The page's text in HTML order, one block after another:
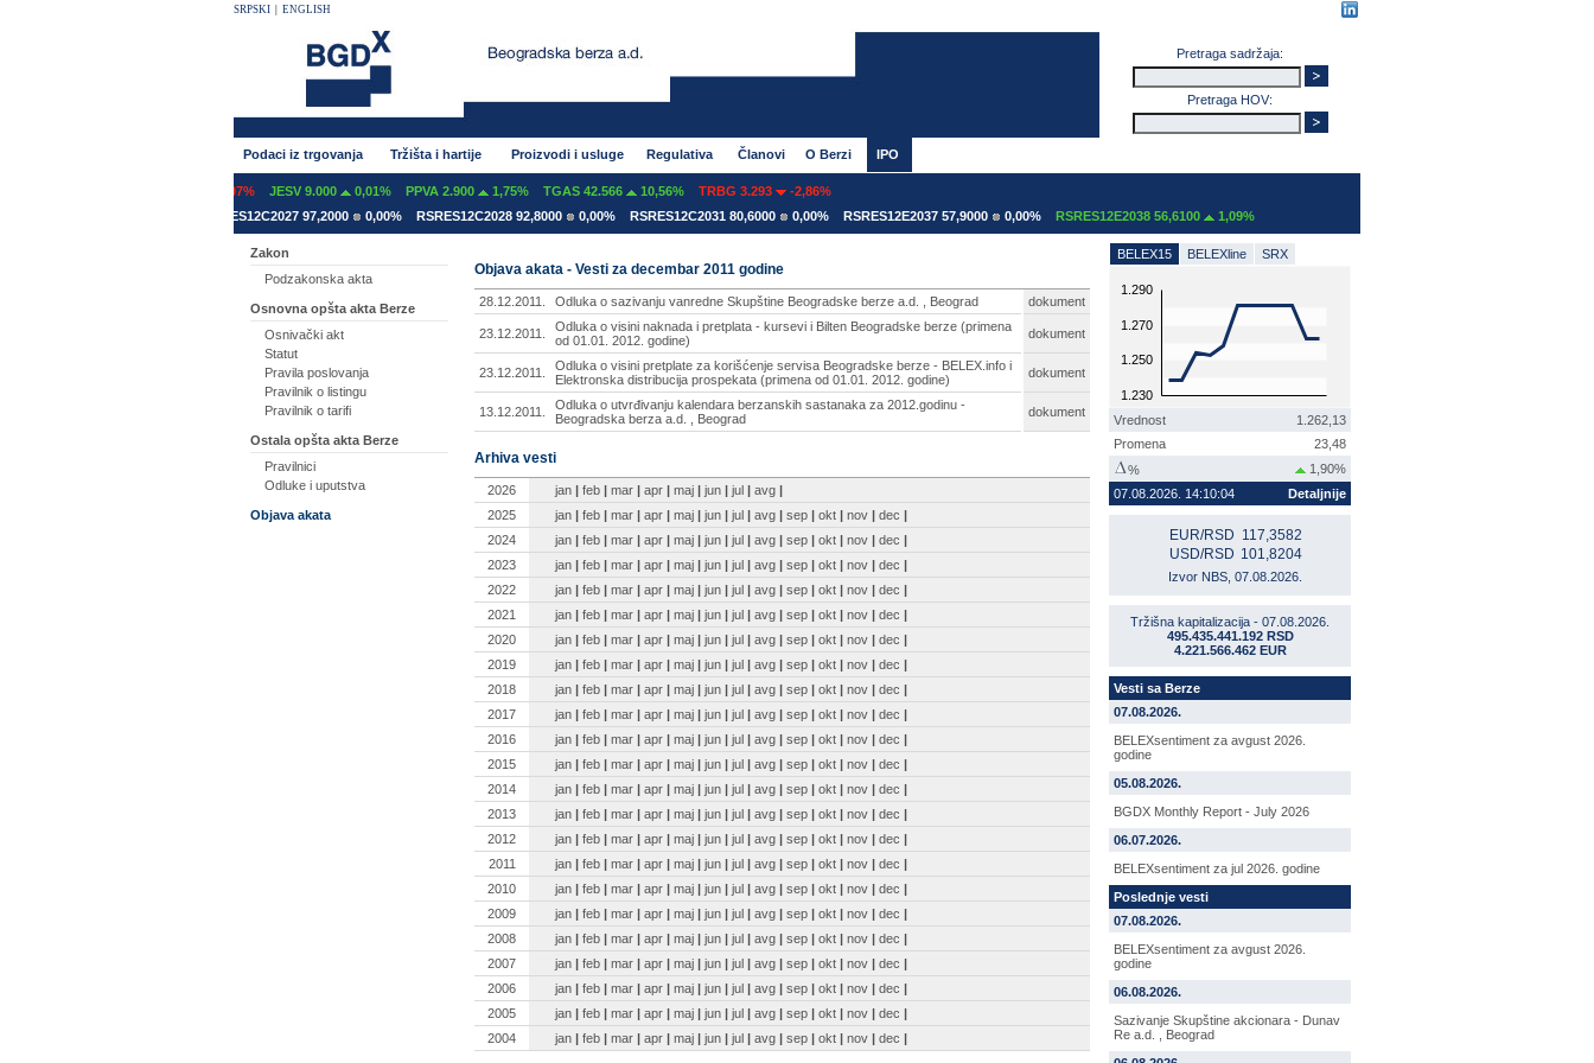
SRPSKI ENGLISH
Pretraga sadržaja:
Pretraga HOV:
Podaci iz trgovanja Tržišta i hartije Proizvodi i usluge Regulativa Članovi O Berzi IPO
-0,07% JESV 9.000 0,01% PPVA 2.900 1,75% TGAS 42.566 10,56% TRBG 3.293
-2,86%
RSRES12C2027 97,2000 0,00% RSRES12C2028 92,8000 0,00% RSRES12C2031 80,6000 0,00% RSRES12E2037 57,9000 0,00% RSRES12E2038 56,6100 1,09%
Zakon
Podzakonska akta
Osnovna opšta akta Berze
Osnivački akt
Statut
Pravila poslovanja
Pravilnik o listingu
Pravilnik o tarifi
Ostala opšta akta Berze
Pravilnici
Odluke i uputstva
Objava akata
Objava akata - Vesti za decembar 2011 godine
28.12.2011. Odluka o sazivanju vanredne Skupštine Beogradske berze a.d. , Beograd dokument
23.12.2011.
Odluka o visini naknada i pretplata - kursevi i Bilten Beogradske berze (primena
od 01.01. 2012. godine)
dokument
23.12.2011.
Odluka o visini pretplate za korišćenje servisa Beogradske berze - BELEX.info i
Elektronska distribucija prospekata (primena od 01.01. 2012. godine)
dokument
13.12.2011.
Odluka o utvrđivanju kalendara berzanskih sastanaka za 2012.godinu -
Beogradska berza a.d. , Beograd
dokument
Arhiva vesti
2026 jan | feb | mar | apr | maj | jun | jul | avg |
2025
jan | feb | mar | apr | maj | jun | jul | avg | sep | okt | nov | dec |
2024
jan | feb | mar | apr | maj | jun | jul | avg | sep | okt | nov | dec |
2023
jan | feb | mar | apr | maj | jun | jul | avg | sep | okt | nov | dec |
2022
jan | feb | mar | apr | maj | jun | jul | avg | sep | okt | nov | dec |
2021
jan | feb | mar | apr | maj | jun | jul | avg | sep | okt | nov | dec |
2020
jan | feb | mar | apr | maj | jun | jul | avg | sep | okt | nov | dec |
2019
jan | feb | mar | apr | maj | jun | jul | avg | sep | okt | nov | dec |
2018
jan | feb | mar | apr | maj | jun | jul | avg | sep | okt | nov | dec |
2017
jan | feb | mar | apr | maj | jun | jul | avg | sep | okt | nov | dec |
2016
jan | feb | mar | apr | maj | jun | jul | avg | sep | okt | nov | dec |
2015
jan | feb | mar | apr | maj | jun | jul | avg | sep | okt | nov | dec |
2014
jan | feb | mar | apr | maj | jun | jul | avg | sep | okt | nov | dec |
2013
jan | feb | mar | apr | maj | jun | jul | avg | sep | okt | nov | dec |
2012
jan | feb | mar | apr | maj | jun | jul | avg | sep | okt | nov | dec |
2011
jan | feb | mar | apr | maj | jun | jul | avg | sep | okt | nov | dec |
2010
jan | feb | mar | apr | maj | jun | jul | avg | sep | okt | nov | dec |
2009
jan | feb | mar | apr | maj | jun | jul | avg | sep | okt | nov | dec |
2008
jan | feb | mar | apr | maj | jun | jul | avg | sep | okt | nov | dec |
2007
jan | feb | mar | apr | maj | jun | jul | avg | sep | okt | nov | dec |
2006
jan | feb | mar | apr | maj | jun | jul | avg | sep | okt | nov | dec |
2005
jan | feb | mar | apr | maj | jun | jul | avg | sep | okt | nov | dec |
2004
jan | feb | mar | apr | maj | jun | jul | avg | sep | okt | nov | dec |
BELEX15 BELEXline SRX
1.230
1.250
1.270
1.290
Vrednost
1.262,13
Promena
23,48
%
1,90%
07.08.2026. 14:10:04
Detaljnije
EUR/RSD 117,3582
USD/RSD 101,8204
Izvor NBS, 07.08.2026.
Tržišna kapitalizacija - 07.08.2026.
495.435.441.192 RSD
4.221.566.462 EUR
Vesti sa Berze
07.08.2026.
BELEXsentiment za avgust 2026.
godine
05.08.2026.
BGDX Monthly Report - July 2026
06.07.2026.
BELEXsentiment za jul 2026. godine
Poslednje vesti
07.08.2026.
BELEXsentiment za avgust 2026.
godine
06.08.2026.
Sazivanje Skupštine akcionara - Dunav
Re a.d. , Beograd